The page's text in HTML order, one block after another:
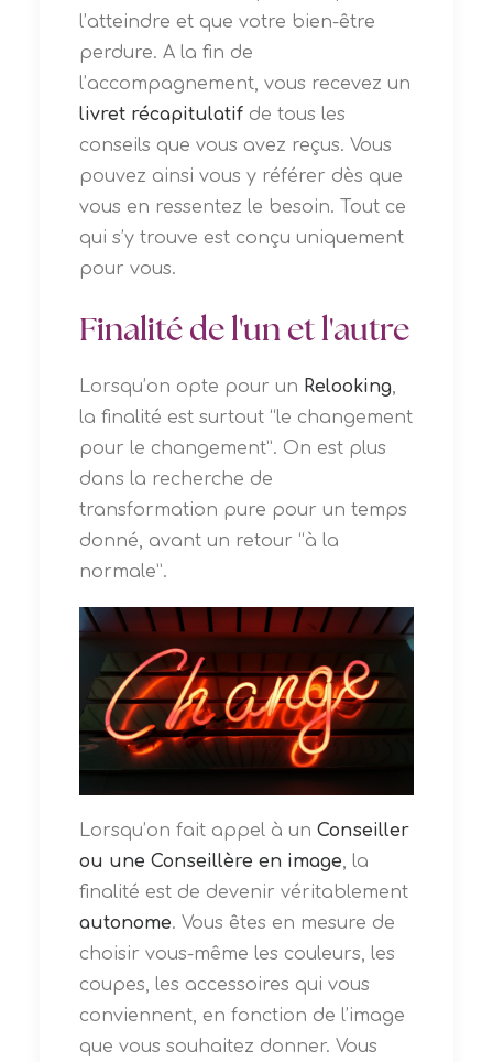
l’atteindre et que votre bien-être
perdure. A la fin de
l’accompagnement, vous recevez un
livret récapitulatif de tous les
conseils que vous avez reçus. Vous
pouvez ainsi vous y référer dès que
vous en ressentez le besoin. Tout ce
qui s’y trouve est conçu uniquement
pour vous.
Finalité de l'un et l'autre
Lorsqu’on opte pour un Relooking,
la finalité est surtout “le changement
pour le changement”. On est plus
dans la recherche de
transformation pure pour un temps
donné, avant un retour “à la
normale”.
Lorsqu’on fait appel à un Conseiller
ou une Conseillère en image, la
finalité est de devenir véritablement
autonome. Vous êtes en mesure de
choisir vous-même les couleurs, les
coupes, les accessoires qui vous
conviennent, en fonction de l’image
que vous souhaitez donner. Vous